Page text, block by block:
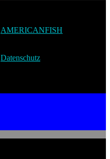
AMERICANFISH
Datenschutz